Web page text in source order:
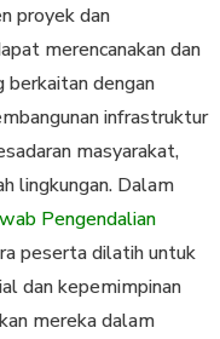
proyek dan
merencanakan dan
dengan
infrastruktur
masyarakat,
lingkungan. Dalam
Pengendalian
peserta dilatih untuk
dan kepemimpinan
mereka dalam